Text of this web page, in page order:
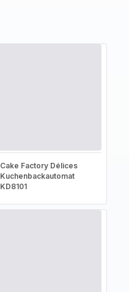
Cake Factory Délices
Kuchenbackautomat
KD8101